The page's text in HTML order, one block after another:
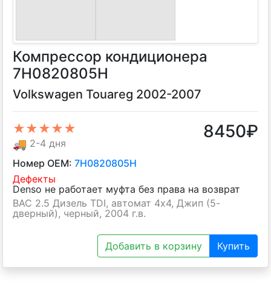
Компрессор кондиционера
7H0820805H
Volkswagen Touareg 2002-2007
★★★★★
🚚 2-4 дня
8450₽
Номер OEM: 7H0820805H
Дефекты
Denso не работает муфта без права на возврат
BAC 2.5 Дизель TDI, автомат 4х4, Джип (5-
дверный), черный, 2004 г.в.
Добавить в корзину Купить